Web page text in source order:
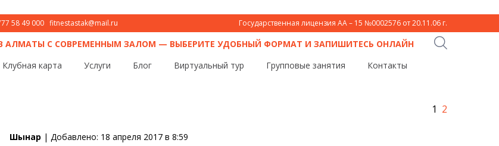
58 49 000 fitnestastak@mail.ru Государственная лицензия АА – 15 №0002576 от 20.11.06 г.
АЛМАТЫ С СОВРЕМЕННЫМ ЗАЛОМ — ВЫБЕРИТЕ УДОБНЫЙ ФОРМАТ И ЗАПИШИТЕСЬ ОНЛАЙН
Клубная карта Услуги Блог Виртуальный тур Групповые занятия Контакты
1 2
Шынар | Добавлено: 18 апреля 2017 в 8:59